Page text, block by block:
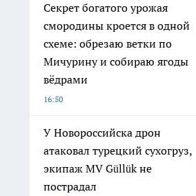
Секрет богатого урожая
смородины кроется в одной
схеме: обрезаю ветки по
Мичурину и собираю ягоды
вёдрами
16:50
У Новороссийска дрон
атаковал турецкий сухогруз,
экипаж MV Güllük не
пострадал